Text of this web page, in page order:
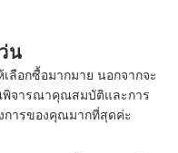
น
ลือกซื้อมากมาย นอกจากจะ
พิจารณาคุณสมบัติและการ
การของคุณมากที่สุดค่ะ